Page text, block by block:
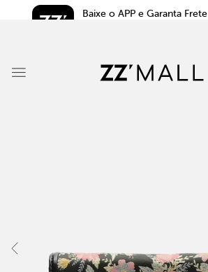
Baixe o APP e Garanta Frete